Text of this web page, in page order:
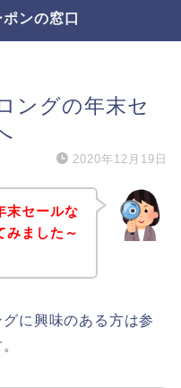
ンの窓口
ングの年末セ
2020年12月19日
末セールな
みました～
に興味のある方は参